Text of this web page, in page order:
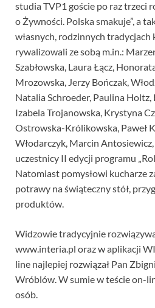
studia TVP1 goście po raz trzeci
o Żywności. Polska smakuje”, a
własnych, rodzinnych tradycjach
rywalizowali ze sobą m.in.:
Szabłowska, Laura Łącz,
Mrozowska, Jerzy Bończak,
Natalia Schroeder, Paulina
Izabela Trojanowska, Krystyna
Ostrowska-Królikowska, Paweł
Włodarczyk, Marcin
uczestnicy II edycji programu
Natomiast pomysłowi kucharze
potrawy na świąteczny stół,
produktów.
Widzowie tradycyjnie
www.interia.pl oraz w aplikacji
line najlepiej rozwiązał Pan
Wróblów. W sumie w teście on-
osób.